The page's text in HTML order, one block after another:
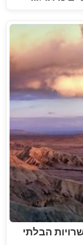
הבלתי